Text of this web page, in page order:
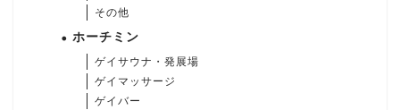
その他
ホーチミン
ゲイサウナ・発展場
ゲイマッサージ
ゲイバー